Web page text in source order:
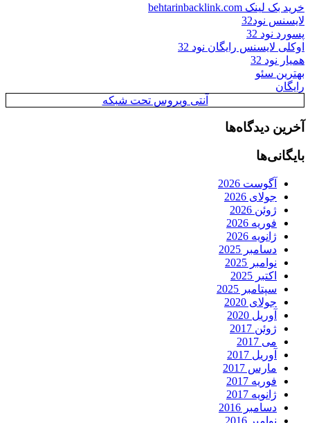
خرید بک لینک behtarinbacklink.com
لایسنس نود32
پسورد نود 32
اوکلی لایسنس رایگان نود 32
همیار نود 32
بهترین سئو
رایگان
آنتی ویروس تحت شبکه
آخرین دیدگاه‌ها
بایگانی‌ها
آگوست 2026
جولای 2026
ژوئن 2026
فوریه 2026
ژانویه 2026
دسامبر 2025
نوامبر 2025
اکتبر 2025
سپتامبر 2025
جولای 2020
آوریل 2020
ژوئن 2017
می 2017
آوریل 2017
مارس 2017
فوریه 2017
ژانویه 2017
دسامبر 2016
نوامبر 2016